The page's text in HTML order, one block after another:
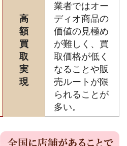
高
額
買
取
実
現
業者ではオー
ディオ商品の
価値の見極め
が難しく、買
取価格が低く
なることや販
売ルートが限
られることが
多い。